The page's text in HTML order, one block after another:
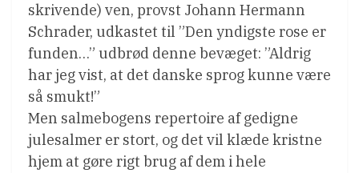
skrivende) ven, provst Johann Hermann
Schrader, udkastet til ”Den yndigste rose er
funden…” udbrød denne bevæget: ”Aldrig
har jeg vist, at det danske sprog kunne være
så smukt!”
Men salmebogens repertoire af gedigne
julesalmer er stort, og det vil klæde kristne
hjem at gøre rigt brug af dem i hele